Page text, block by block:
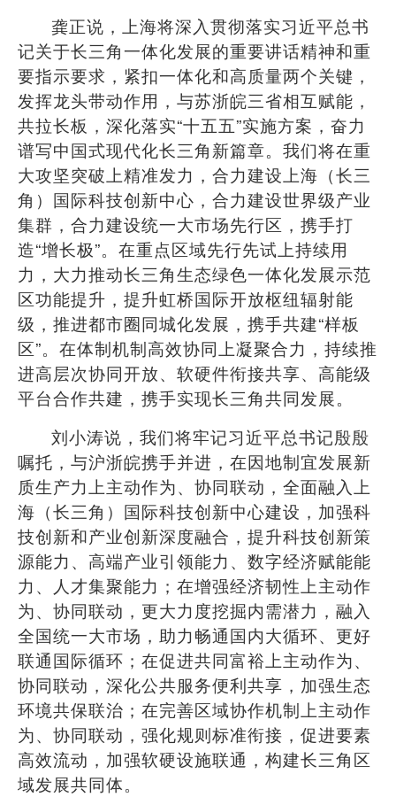
龚正说，上海将深入贯彻落实习近平总书
记关于长三角一体化发展的重要讲话精神和重
要指示要求，紧扣一体化和高质量两个关键，
发挥龙头带动作用，与苏浙皖三省相互赋能，
共拉长板，深化落实“十五五”实施方案，奋力
谱写中国式现代化长三角新篇章。我们将在重
大攻坚突破上精准发力，合力建设上海（长三
角）国际科技创新中心，合力建设世界级产业
集群，合力建设统一大市场先行区，携手打
造“增长极”。在重点区域先行先试上持续用
力，大力推动长三角生态绿色一体化发展示范
区功能提升，提升虹桥国际开放枢纽辐射能
级，推进都市圈同城化发展，携手共建“样板
区”。在体制机制高效协同上凝聚合力，持续推
进高层次协同开放、软硬件衔接共享、高能级
平台合作共建，携手实现长三角共同发展。
刘小涛说，我们将牢记习近平总书记殷殷
嘱托，与沪浙皖携手并进，在因地制宜发展新
质生产力上主动作为、协同联动，全面融入上
海（长三角）国际科技创新中心建设，加强科
技创新和产业创新深度融合，提升科技创新策
源能力、高端产业引领能力、数字经济赋能能
力、人才集聚能力；在增强经济韧性上主动作
为、协同联动，更大力度挖掘内需潜力，融入
全国统一大市场，助力畅通国内大循环、更好
联通国际循环；在促进共同富裕上主动作为、
协同联动，深化公共服务便利共享，加强生态
环境共保联治；在完善区域协作机制上主动作
为、协同联动，强化规则标准衔接，促进要素
高效流动，加强软硬设施联通，构建长三角区
域发展共同体。